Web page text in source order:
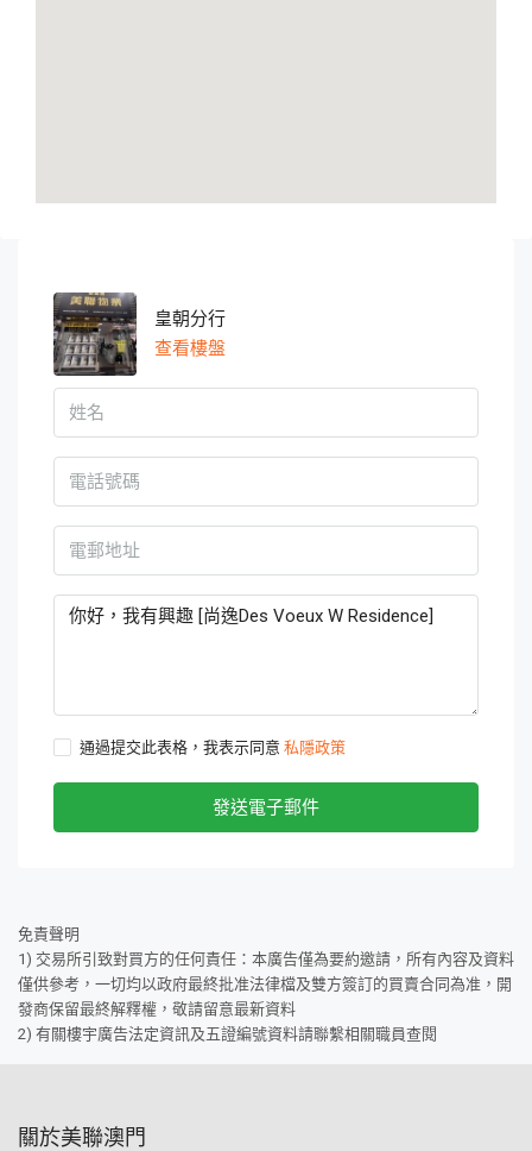
皇朝分行
查看樓盤
通過提交此表格，我表示同意 私隱政策
發送電子郵件
免責聲明
1) 交易所引致對買方的任何責任：本廣告僅為要約邀請，所有內容及資料
僅供參考，一切均以政府最終批准法律檔及雙方簽訂的買賣合同為准，開
發商保留最終解釋權，敬請留意最新資料
2) 有關樓宇廣告法定資訊及五證編號資料請聯繫相關職員查閱
關於美聯澳門